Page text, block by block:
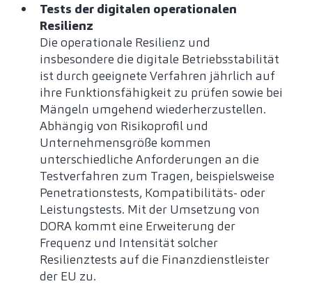
Tests der digitalen operationalen
Resilienz
Die operationale Resilienz und
insbesondere die digitale Betriebsstabilität
ist durch geeignete Verfahren jährlich auf
ihre Funktionsfähigkeit zu prüfen sowie bei
Mängeln umgehend wiederherzustellen.
Abhängig von Risikoprofil und
Unternehmensgröße kommen
unterschiedliche Anforderungen an die
Testverfahren zum Tragen, beispielsweise
Penetrationstests, Kompatibilitäts- oder
Leistungstests. Mit der Umsetzung von
DORA kommt eine Erweiterung der
Frequenz und Intensität solcher
Resilienztests auf die Finanzdienstleister
der EU zu.